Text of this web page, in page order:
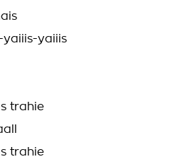
yaiiis-yaiiis
trahie
trahie